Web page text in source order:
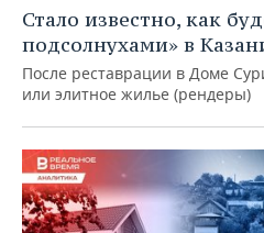
Стало известно, как
подсолнухами» в
После реставрации в Доме
или элитное жилье (рендеры)